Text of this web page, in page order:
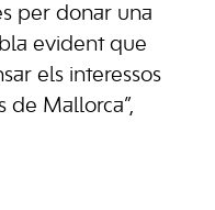
per donar una
evident que
els interessos
de Mallorca”,